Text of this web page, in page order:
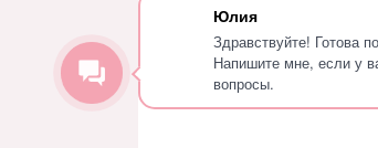
Юлия
Здравствуйте! Готова
Напишите мне, если у
вопросы.
Открытки-обложки
Открытки-подложки